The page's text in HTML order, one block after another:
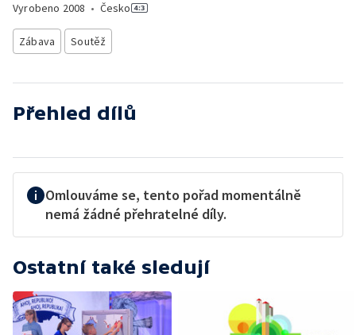
Vyrobeno 2008 • Česko
Zábava Soutěž
Přehled dílů
Omlouváme se, tento pořad momentálně
nemá žádné přehratelné díly.
Ostatní také sledují